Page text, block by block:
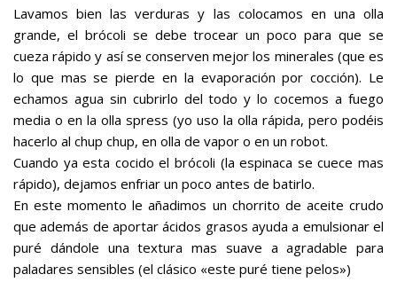
Lavamos bien las verduras y las colocamos en una olla
grande, el brócoli se debe trocear un poco para que se
cueza rápido y así se conserven mejor los minerales (que es
lo que mas se pierde en la evaporación por cocción). Le
echamos agua sin cubrirlo del todo y lo cocemos a fuego
media o en la olla spress (yo uso la olla rápida, pero podéis
hacerlo al chup chup, en olla de vapor o en un robot.
Cuando ya esta cocido el brócoli (la espinaca se cuece mas
rápido), dejamos enfriar un poco antes de batirlo.
En este momento le añadimos un chorrito de aceite crudo
que además de aportar ácidos grasos ayuda a emulsionar el
puré dándole una textura mas suave a agradable para
paladares sensibles (el clásico «este puré tiene pelos»)